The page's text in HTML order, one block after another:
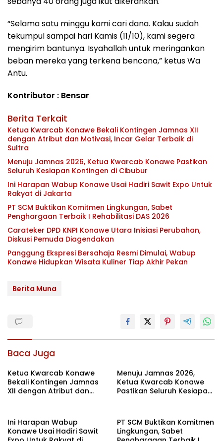
“Selama satu minggu kami cari dana. Kalau sudah
tekumpul sampai hari Kamis (11/10), kami segera
mengirim bantunya. Isyahallah untuk meringankan
beban mereka yang terkena bencana,” ketus Wa
Antu.
Kontributor : Bensar
Berita Terkait
Ketua Kwarcab Konawe Bekali Kontingen Jamnas XII
dengan Atribut dan Motivasi, Incar Gelar Terbaik di
Sultra
Menuju Jamnas 2026, Ketua Kwarcab Konawe Pastikan
Seluruh Kesiapan Kontingen di Cibubur
Ini Harapan Wabup Konawe Usai Hadiri Sawit Expo Untuk
Rakyat di Jakarta
PT SCM Buktikan Komitmen Lingkungan, Sabet
Penghargaan Terbaik I Rehabilitasi DAS 2026
Carateker DPD KNPI Konawe Utara Inisiasi Perubahan,
Diskusi Pemuda Diagendakan
Panggung Ekspresi Bersahaja Resmi Dimulai, Wabup
Konawe Hidupkan Wisata Kuliner Tiap Akhir Pekan
Berita Muna
Baca Juga
Ketua Kwarcab Konawe
Bekali Kontingen Jamnas
XII dengan Atribut dan
Menuju Jamnas 2026,
Ketua Kwarcab Konawe
Pastikan Seluruh Kesiapan
Ini Harapan Wabup
Konawe Usai Hadiri Sawit
PT SCM Buktikan Komitmen
Lingkungan, Sabet